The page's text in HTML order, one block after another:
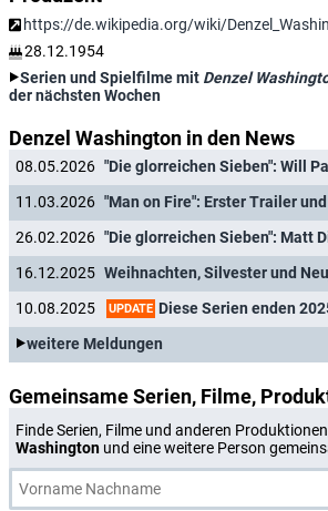
https://de.wikipedia.org/wiki/
28.12.1954
Serien und Spielfilme mit Denzel
der nächsten Wochen
Denzel Washington in den News
08.05.2026
11.03.2026
26.02.2026
16.12.2025
10.08.2025
UPDATE Diese Serien enden 2025: Von "Andor", "Squid
weitere Meldungen
Gemeinsame Serien, Filme,
Finde Serien, Filme und anderen
Washington und eine weitere Person